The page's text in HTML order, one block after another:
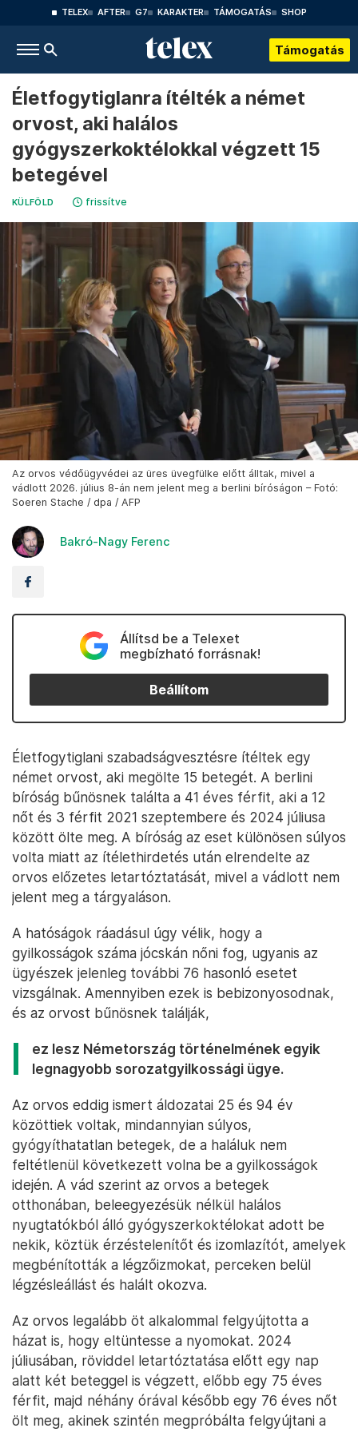
TELEX AFTER G7 KARAKTER TÁMOGATÁS SHOP
Támogatás
Életfogytiglanra ítélték a német
orvost, aki halálos
gyógyszerkoktélokkal végzett 15
betegével
KÜLFÖLD frissítve
Az orvos védőügyvédei az üres üvegfülke előtt álltak, mivel a
vádlott 2026. július 8-án nem jelent meg a berlini bíróságon – Fotó:
Soeren Stache / dpa / AFP
Bakró-Nagy Ferenc
Állítsd be a Telexet
megbízható forrásnak!
Beállítom
Életfogytiglani szabadságvesztésre ítéltek egy
német orvost, aki megölte 15 betegét. A berlini
bíróság bűnösnek találta a 41 éves férfit, aki a 12
nőt és 3 férfit 2021 szeptembere és 2024 júliusa
között ölte meg. A bíróság az eset különösen súlyos
volta miatt az ítélethirdetés után elrendelte az
orvos előzetes letartóztatását, mivel a vádlott nem
jelent meg a tárgyaláson.
A hatóságok ráadásul úgy vélik, hogy a
gyilkosságok száma jócskán nőni fog, ugyanis az
ügyészek jelenleg további 76 hasonló esetet
vizsgálnak. Amennyiben ezek is bebizonyosodnak,
és az orvost bűnösnek találják,
ez lesz Németország történelmének egyik
legnagyobb sorozatgyilkossági ügye.
Az orvos eddig ismert áldozatai 25 és 94 év
közöttiek voltak, mindannyian súlyos,
gyógyíthatatlan betegek, de a haláluk nem
feltétlenül következett volna be a gyilkosságok
idején. A vád szerint az orvos a betegek
otthonában, beleegyezésük nélkül halálos
nyugtatókból álló gyógyszerkoktélokat adott be
nekik, köztük érzéstelenítőt és izomlazítót, amelyek
megbénították a légzőizmokat, perceken belül
légzésleállást és halált okozva.
Az orvos legalább öt alkalommal felgyújtotta a
házat is, hogy eltüntesse a nyomokat. 2024
júliusában, röviddel letartóztatása előtt egy nap
alatt két beteggel is végzett, előbb egy 75 éves
férfit, majd néhány órával később egy 76 éves nőt
ölt meg, akinek szintén megpróbálta felgyújtani a